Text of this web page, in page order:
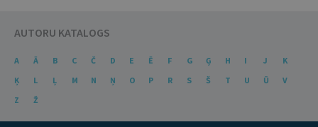
AUTORU KATALOGS
A Ā B C Č D E Ē F G Ģ H I J
K
Ķ
L Ļ M N Ņ O P R S Š T U Ū
V
Z
Ž